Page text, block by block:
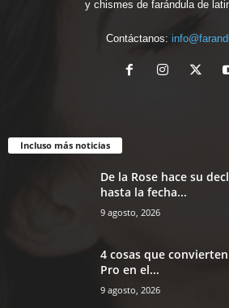
y chismes de farándula de
Contáctanos:
Incluso más noticias
De la Rose hace su
hasta la fecha...
9 agosto, 2026
4 cosas que
Pro en el...
9 agosto, 2026